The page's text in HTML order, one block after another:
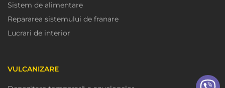
Sistem de alimentare
Repararea sistemului de franare
Lucrari de interior
VULCANIZARE